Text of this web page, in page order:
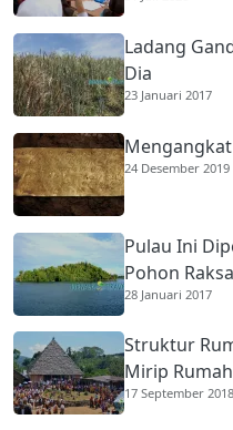
Ladang
Dia
23 Januari 2017
24 Desember 2019
Pulau Ini
Pohon
28 Januari 2017
Struktur
Mirip
17 September 2018